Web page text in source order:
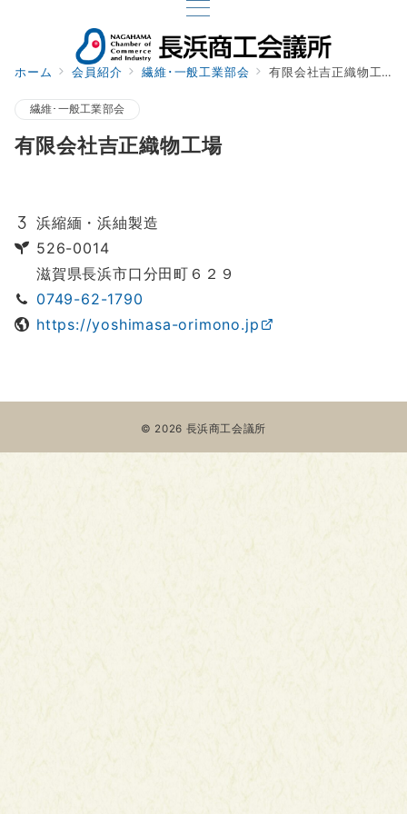
ホーム 会員紹介 繊維･一般工業部会 有限会社吉正織物工場
繊維･一般工業部会
有限会社吉正織物工場
浜縮緬・浜紬製造
526-0014
滋賀県長浜市口分田町６２９
0749-62-1790
https://yoshimasa-orimono.jp
© 2026 長浜商工会議所